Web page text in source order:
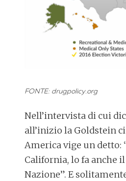
FONTE: drugpolicy.org
Nell’intervista di cui
all’inizio la Goldstein
America vige un detto:
California, lo fa anche
Nazione”. E